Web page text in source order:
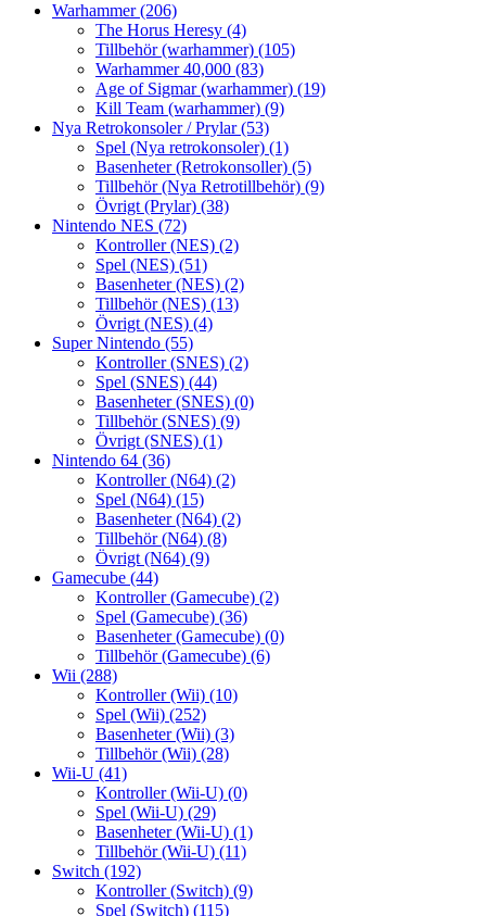
Warhammer(206)
The Horus Heresy (4)
Tillbehör (warhammer) (105)
Warhammer 40,000 (83)
Age of Sigmar (warhammer) (19)
Kill Team (warhammer) (9)
Nya Retrokonsoler / Prylar(53)
Spel (Nya retrokonsoler) (1)
Basenheter (Retrokonsoller) (5)
Tillbehör (Nya Retrotillbehör) (9)
Övrigt (Prylar) (38)
Nintendo NES (72)
Kontroller (NES) (2)
Spel (NES) (51)
Basenheter (NES) (2)
Tillbehör (NES) (13)
Övrigt (NES) (4)
Super Nintendo (55)
Kontroller (SNES) (2)
Spel (SNES) (44)
Basenheter (SNES) (0)
Tillbehör (SNES) (9)
Övrigt (SNES) (1)
Nintendo 64 (36)
Kontroller (N64) (2)
Spel (N64) (15)
Basenheter (N64) (2)
Tillbehör (N64) (8)
Övrigt (N64) (9)
Gamecube (44)
Kontroller (Gamecube) (2)
Spel (Gamecube) (36)
Basenheter (Gamecube) (0)
Tillbehör (Gamecube) (6)
Wii (288)
Kontroller (Wii) (10)
Spel (Wii) (252)
Basenheter (Wii) (3)
Tillbehör (Wii) (28)
Wii-U (41)
Kontroller (Wii-U) (0)
Spel (Wii-U) (29)
Basenheter (Wii-U) (1)
Tillbehör (Wii-U) (11)
Switch (192)
Kontroller (Switch) (9)
Spel (Switch) (115)